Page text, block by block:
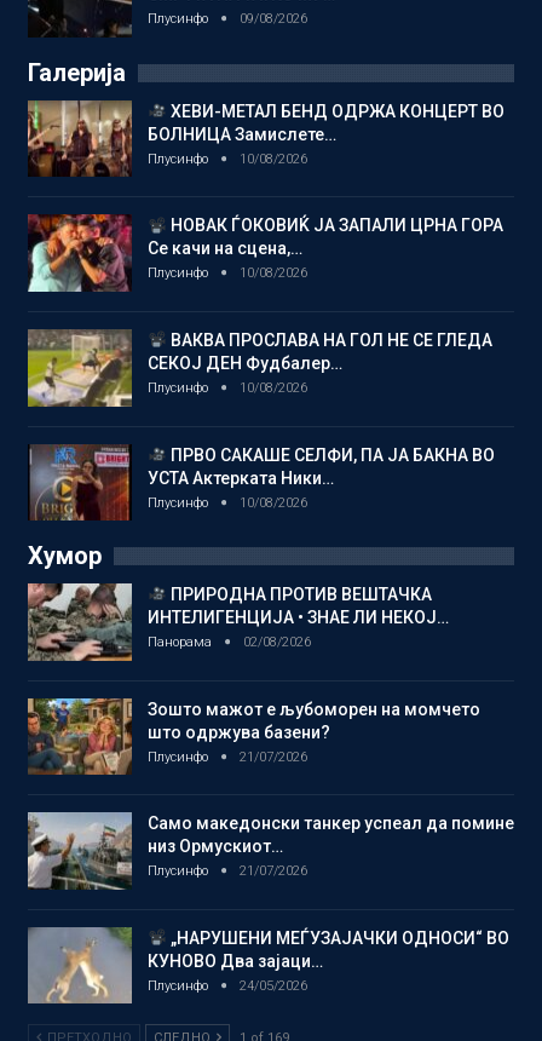
Плусинфо 09/08/2026
Галерија
ХЕВИ-МЕТАЛ БЕНД ОДРЖА КОНЦЕРТ ВО
БОЛНИЦА Замислете…
Плусинфо 10/08/2026
НОВАК ЃОКОВИЌ ЈА ЗАПАЛИ ЦРНА ГОРА
Се качи на сцена,…
Плусинфо 10/08/2026
ВАКВА ПРОСЛАВА НА ГОЛ НЕ СЕ ГЛЕДА
СЕКОЈ ДЕН Фудбалер…
Плусинфо 10/08/2026
ПРВО САКАШЕ СЕЛФИ, ПА ЈА БАКНА ВО
УСТА Актерката Ники…
Плусинфо 10/08/2026
Хумор
ПРИРОДНА ПРОТИВ ВЕШТАЧКА
ИНТЕЛИГЕНЦИЈА • ЗНАЕ ЛИ НЕКОЈ…
Панорама 02/08/2026
Зошто мажот е љубоморен на момчето
што одржува базени?
Плусинфо 21/07/2026
Само македонски танкер успеал да помине
низ Ормускиот…
Плусинфо 21/07/2026
„НАРУШЕНИ МЕЃУЗАЈАЧКИ ОДНОСИ“ ВО
КУНОВО Два зајаци…
Плусинфо 24/05/2026